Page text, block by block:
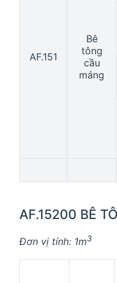
AF.151
Bê
tông
cầu
máng
AF.15200 BÊ
Đơn vị tính: 1m3